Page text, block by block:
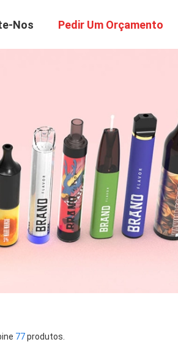
Nos Pedir Um Orçamento
77produtos.